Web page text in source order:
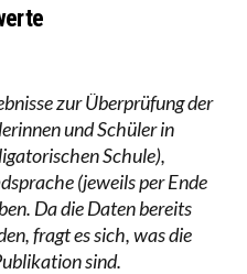
zur Überprüfung der
und Schüler in
Schule),
(jeweils per Ende
Da die Daten bereits
fragt es sich, was die
sind.